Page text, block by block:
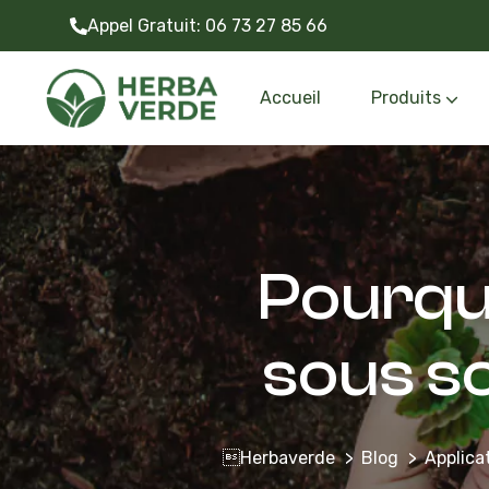
Appel Gratuit: 06 73 27 85 66
Accueil Produits
sous
Herbaverde Blog